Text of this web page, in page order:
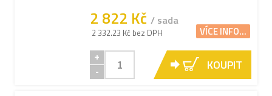
2 822 Kč / sada
2 332.23 Kč bez DPH VÍCE INFO...
+
-
KOUPIT